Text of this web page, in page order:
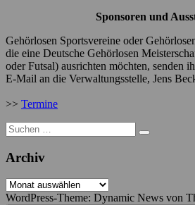
Sponsoren und
Gehörlosen Sportsvereine oder
die eine Deutsche Gehörlosen
oder Futsal) ausrichten möchten, senden
E-Mail an die Verwaltungsstelle, Jens
>> Termine
Suche
nach:
Archiv
Archiv
WordPress-Theme: Dynamic News von